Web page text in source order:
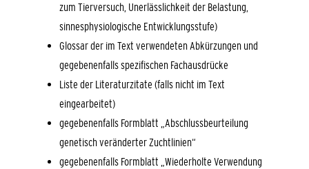
zum Tierversuch, Unerlässlichkeit der Belastung,
sinnesphysiologische Entwicklungsstufe)
Glossar der im Text verwendeten Abkürzungen und
gegebenenfalls spezifischen Fachausdrücke
Liste der Literaturzitate (falls nicht im Text
eingearbeitet)
gegebenenfalls Formblatt „Abschlussbeurteilung
genetisch veränderter Zuchtlinien“
gegebenenfalls Formblatt „Wiederholte Verwendung